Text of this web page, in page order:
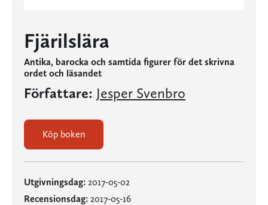
Fjärilslära
Antika, barocka och samtida figurer för det skrivna
ordet och läsandet
Författare: Jesper Svenbro
Köp boken
Utgivningsdag: 2017-05-02
Recensionsdag: 2017-05-16